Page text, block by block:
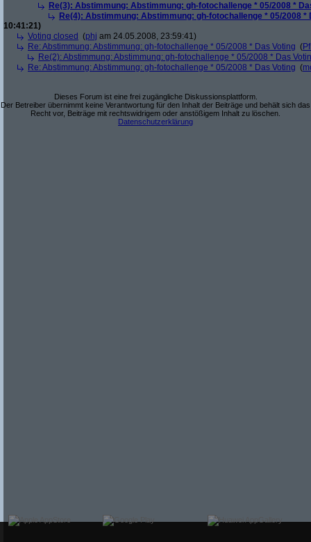
Re(3): Abstimmung: Abstimmung: gh-fotochallenge * 05/2008 *
Re(4): Abstimmung: Abstimmung: gh-fotochallenge * 05/2008 *
10:41:21)
Voting closed (phj am 24.05.2008, 23:59:41)
Re: Abstimmung: Abstimmung: gh-fotochallenge * 05/2008 * Das Voting (
Re(2): Abstimmung: Abstimmung: gh-fotochallenge * 05/2008 * Das
Re: Abstimmung: Abstimmung: gh-fotochallenge * 05/2008 * Das Voting (
Dieses Forum ist eine frei zugängliche Diskussionsplattform.
Der Betreiber übernimmt keine Verantwortung für den Inhalt der Beiträge und behält sich das
Recht vor, Beiträge mit rechtswidrigem oder anstößigem Inhalt zu löschen.
Datenschutzerklärung